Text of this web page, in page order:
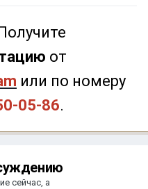
от
или по номеру
05-86.
сейчас, а